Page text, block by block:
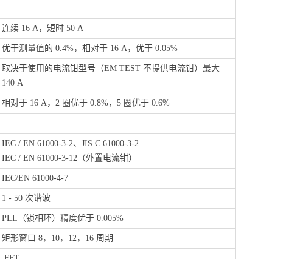
连续 16 A，短时 50 A
优于测量值的 0.4%，相对于 16 A，优于 0.05%
取决于使用的电流钳型号（EM TEST 不提供电流钳）最大
140 A
相对于 16 A，2 圈优于 0.8%，5 圈优于 0.6%
IEC / EN 61000-3-2、JIS C 61000-3-2
IEC / EN 61000-3-12（外置电流钳）
IEC/EN 61000-4-7
1 - 50 次谐波
PLL（锁相环）精度优于 0.005%
矩形窗口 8，10，12，16 周期